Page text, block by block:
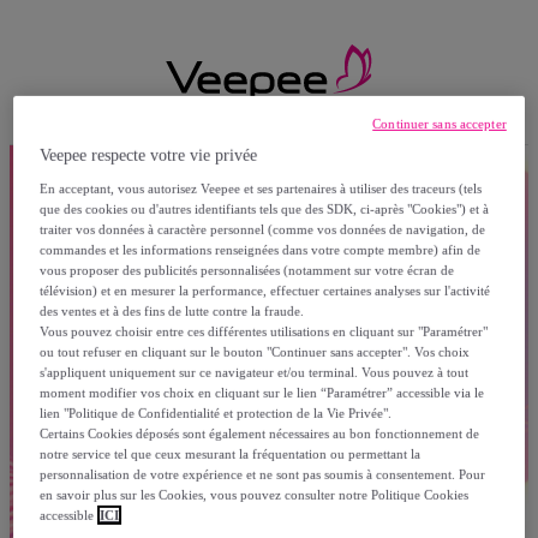
Veepee respecte votre vie privée
En acceptant, vous autorisez Veepee et ses partenaires à utiliser des traceurs (tels
que des cookies ou d'autres identifiants tels que des SDK, ci-après "Cookies") et à
traiter vos données à caractère personnel (comme vos données de navigation, de
commandes et les informations renseignées dans votre compte membre) afin de
vous proposer des publicités personnalisées (notamment sur votre écran de
télévision) et en mesurer la performance, effectuer certaines analyses sur l'activité
des ventes et à des fins de lutte contre la fraude.
Vous pouvez choisir entre ces différentes utilisations en cliquant sur "Paramétrer"
ou tout refuser en cliquant sur le bouton "Continuer sans accepter". Vos choix
s'appliquent uniquement sur ce navigateur et/ou terminal. Vous pouvez à tout
moment modifier vos choix en cliquant sur le lien “Paramétrer” accessible via le
lien "Politique de Confidentialité et protection de la Vie Privée".
Certains Cookies déposés sont également nécessaires au bon fonctionnement de
notre service tel que ceux mesurant la fréquentation ou permettant la
personnalisation de votre expérience et ne sont pas soumis à consentement. Pour
en savoir plus sur les Cookies, vous pouvez consulter notre Politique Cookies
accessible ICI
Continuer sans accepter